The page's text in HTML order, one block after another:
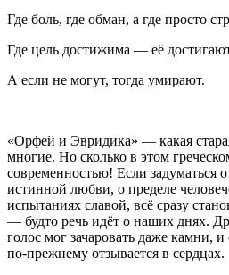
Где боль, где обман, а где просто
Где цель достижима — её
А если не могут, тогда умирают.
«Орфей и Эвридика» — какая
многие. Но сколько в этом
современностью! Если задуматься
истинной любви, о пределе
испытаниях славой, всё сразу
— будто речь идёт о наших днях.
голос мог зачаровать даже камни,
по‑прежнему отзывается в сердцах.